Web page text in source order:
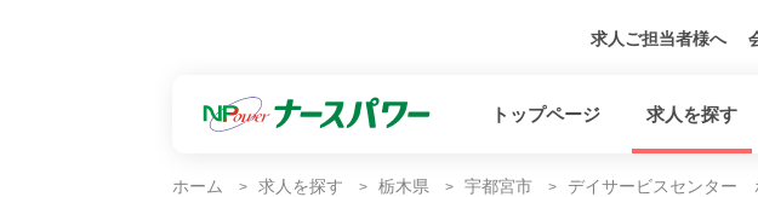
求人ご担当者様へ
トップページ 求人を探す
ホーム 求人を探す 栃木県 宇都宮市 デイサービスセンター